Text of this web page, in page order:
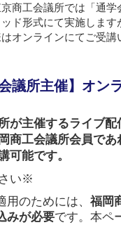
商工会議所では「通学
ド形式にて実施します
オンラインにてご受
が主催するライブ配
商工会議所会員であ
可能です。
い※
用のためには、 福岡
みが必要です。本ペ